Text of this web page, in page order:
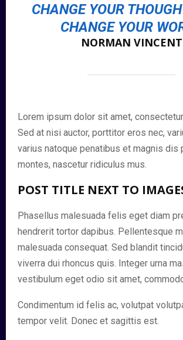
CHANGE YOUR
CHANGE YOUR
NORMAN VINCENT
Lorem ipsum dolor sit amet,
Sed at nisi auctor, porttitor eros nec,
varius natoque penatibus et magnis dis
montes, nascetur ridiculus mus.
POST TITLE NEXT TO
Phasellus malesuada felis eget diam
hendrerit tortor dapibus. Pellentesque
malesuada consequat. Sed blandit
viverra dui rhoncus quis. Integer urna
vestibulum eget odio sit amet,
Condimentum id felis ac, volutpat
tempor velit. Donec et sagittis est.